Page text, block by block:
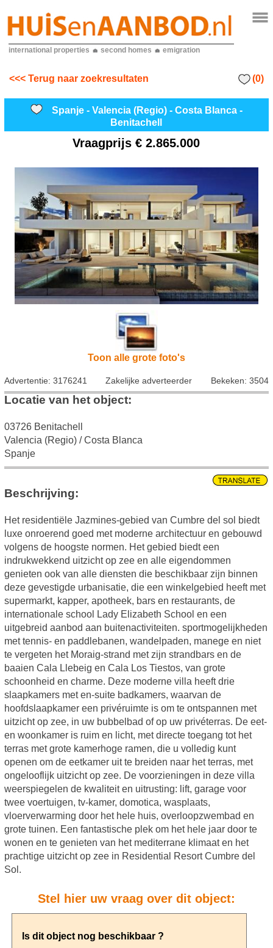
international properties second homes emigration
<<< Terug naar zoekresultaten (0)
Spanje - Valencia (Regio) - Costa Blanca -
Benitachell
Vraagprijs€ 2.865.000
Toon alle grote foto's
Advertentie: 3176241 Zakelijke adverteerder Bekeken: 3504
Locatie van het object:
03726 Benitachell
Valencia (Regio) / Costa Blanca
Spanje
Beschrijving:
Het residentiële Jazmines-gebied van Cumbre del sol biedt
luxe onroerend goed met moderne architectuur en gebouwd
volgens de hoogste normen. Het gebied biedt een
indrukwekkend uitzicht op zee en alle eigendommen
genieten ook van alle diensten die beschikbaar zijn binnen
deze gevestigde urbanisatie, die een winkelgebied heeft met
supermarkt, kapper, apotheek, bars en restaurants, de
internationale school Lady Elizabeth School en een
uitgebreid aanbod aan buitenactiviteiten. sportmogelijkheden
met tennis- en paddlebanen, wandelpaden, manege en niet
te vergeten het Moraig-strand met zijn strandbars en de
baaien Cala Llebeig en Cala Los Tiestos, van grote
schoonheid en charme. Deze moderne villa heeft drie
slaapkamers met en-suite badkamers, waarvan de
hoofdslaapkamer een privéruimte is om te ontspannen met
uitzicht op zee, in uw bubbelbad of op uw privéterras. De eet-
en woonkamer is ruim en licht, met directe toegang tot het
terras met grote kamerhoge ramen, die u volledig kunt
openen om de eetkamer uit te breiden naar het terras, met
ongelooflijk uitzicht op zee. De voorzieningen in deze villa
weerspiegelen de kwaliteit en uitrusting: lift, garage voor
twee voertuigen, tv-kamer, domotica, wasplaats,
vloerverwarming door het hele huis, overloopzwembad en
grote tuinen. Een fantastische plek om het hele jaar door te
wonen en te genieten van het mediterrane klimaat en het
prachtige uitzicht op zee in Residential Resort Cumbre del
Sol.
Stel hier uw vraag over dit object: